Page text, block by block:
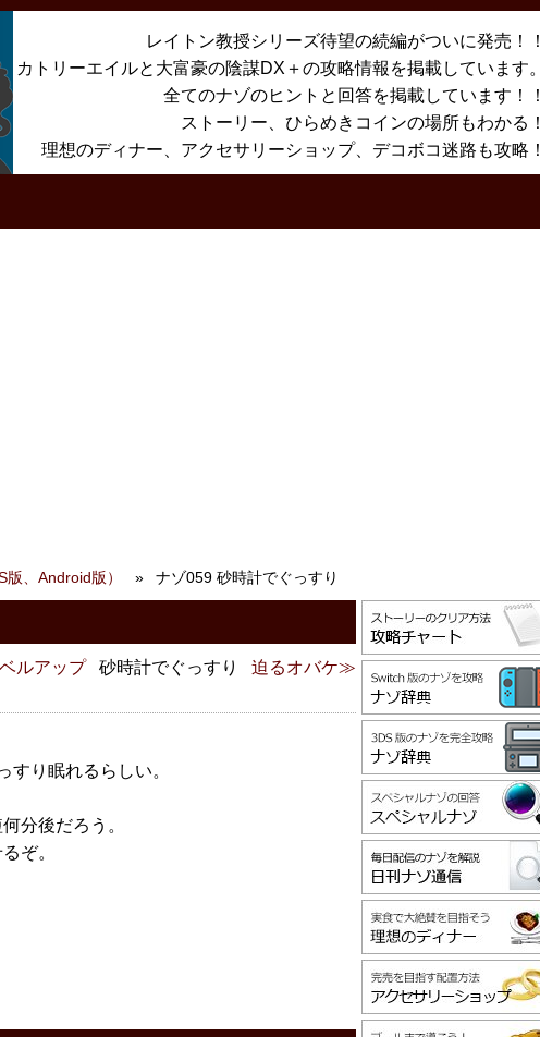
レイトン教授シリーズ待望の続編がついに発売！！
カトリーエイルと大富豪の陰謀DX＋の攻略情報を掲載しています。
全てのナゾのヒントと回答を掲載しています！！
ストーリー、ひらめきコインの場所もわかる！
理想のディナー、アクセサリーショップ、デコボコ迷路も攻略！
、Android版） ナゾ059 砂時計でぐっすり
ルアップ 砂時計でぐっすり
迫るオバケ
すり眠れるらしい。
分後だろう。
ぞ。